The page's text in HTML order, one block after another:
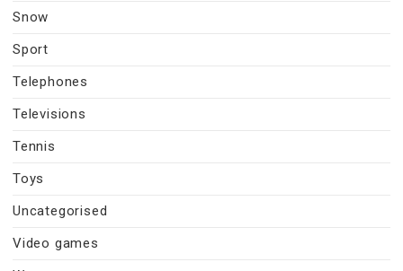
Snow
Sport
Telephones
Televisions
Tennis
Toys
Uncategorised
Video games